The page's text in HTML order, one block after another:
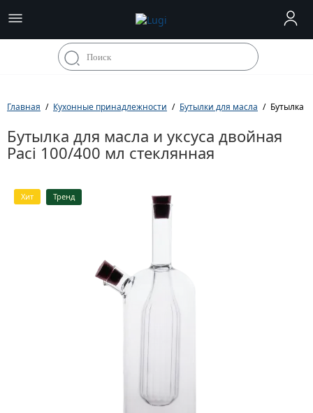
Главная Кухонные принадлежности Бутылки для масла Бутылка
Бутылка для масла и уксуса двойная
Paci 100/400 мл стеклянная
Хит Тренд